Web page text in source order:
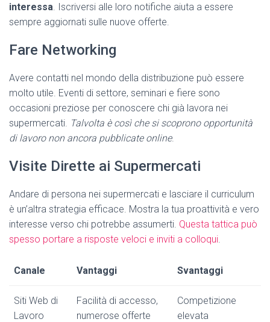
interessa. Iscriversi alle loro notifiche aiuta a essere
sempre aggiornati sulle nuove offerte.
Fare Networking
Avere contatti nel mondo della distribuzione può essere
molto utile. Eventi di settore, seminari e fiere sono
occasioni preziose per conoscere chi già lavora nei
supermercati. Talvolta è così che si scoprono opportunità
di lavoro non ancora pubblicate online.
Visite Dirette ai Supermercati
Andare di persona nei supermercati e lasciare il curriculum
è un’altra strategia efficace. Mostra la tua proattività e vero
interesse verso chi potrebbe assumerti. Questa tattica può
spesso portare a risposte veloci e inviti a colloqui.
Canale Vantaggi Svantaggi
Siti Web di
Lavoro
Facilità di accesso,
numerose offerte
Competizione
elevata